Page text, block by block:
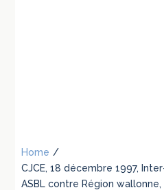
Home /
CJCE, 18 décembre 1997,
ASBL contre Région